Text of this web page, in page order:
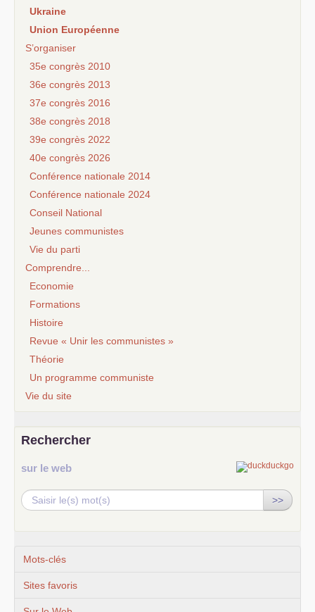
Ukraine
Union Européenne
S’organiser
35e congrès 2010
36e congrès 2013
37e congrès 2016
38e congrès 2018
39e congrès 2022
40e congrès 2026
Conférence nationale 2014
Conférence nationale 2024
Conseil National
Jeunes communistes
Vie du parti
Comprendre...
Economie
Formations
Histoire
Revue « Unir les communistes »
Théorie
Un programme communiste
Vie du site
Rechercher
sur le web
>>
Mots-clés
Sites favoris